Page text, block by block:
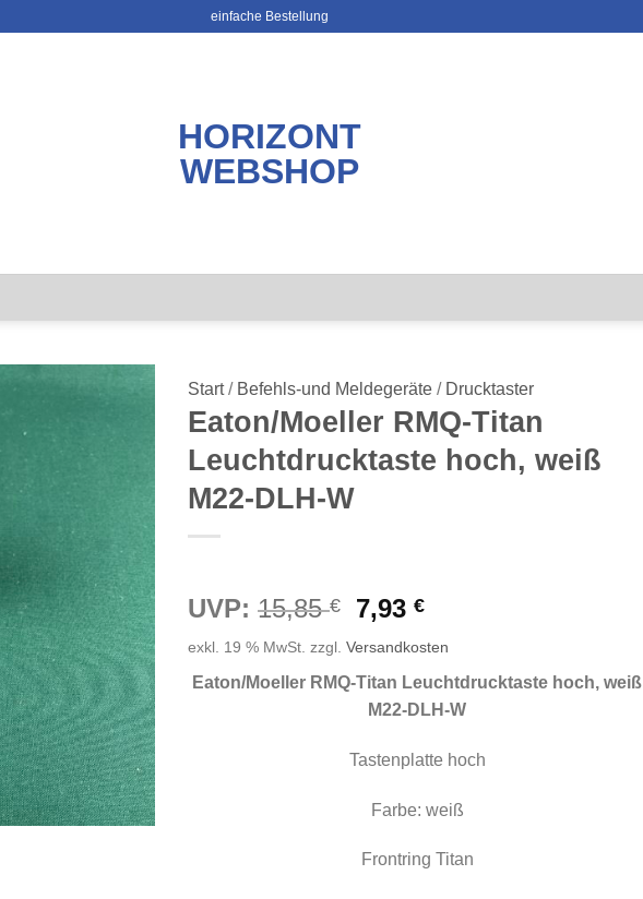
einfache Bestellung
HORIZONT
WEBSHOP
Start / Befehls-und Meldegeräte / Drucktaster
Eaton/Moeller RMQ-Titan
Leuchtdrucktaste hoch, weiß
M22-DLH-W
UVP: 15,85€
Ursprünglicher
war:
15,85 €
7,93€Aktueller
ist:
7,93 €.
exkl. 19 % MwSt. zzgl. Versandkosten
Eaton/Moeller RMQ-Titan Leuchtdrucktaste hoch, weiß
M22-DLH-W
Tastenplatte hoch
Farbe: weiß
Frontring Titan